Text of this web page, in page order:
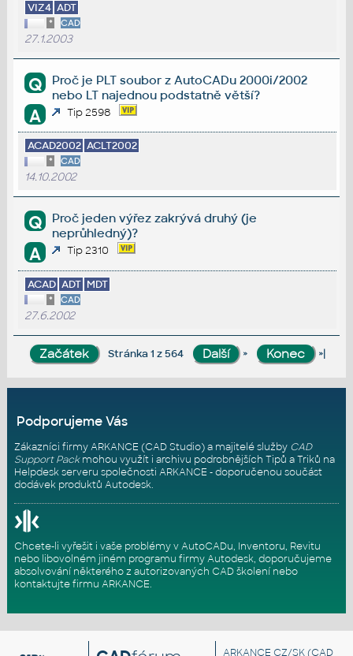
VIZ4 ADT
* CAD
27.1.2003
Q
Proč je PLT soubor z AutoCADu 2000i/2002
nebo LT najednou podstatně větší?
A Tip 2598
ACAD2002 ACLT2002
* CAD
14.10.2002
Q
Proč jeden výřez zakrývá druhý (je
neprůhledný)?
A Tip 2310
ACAD ADT MDT
* CAD
27.6.2002
Stránka 1 z 564 » »|
Podporujeme Vás
Zákazníci firmy ARKANCE (CAD Studio) a majitelé služby CAD
Support Packmohou využít i archivu podrobnějších Tipů a Triků na
Helpdesk serveru společnosti ARKANCE - doporučenou součást
dodávek produktů Autodesk.
Chcete-li vyřešit i vaše problémy v AutoCADu, Inventoru, Revitu
nebo libovolném jiném programu firmy Autodesk, doporučujeme
absolvování některého z autorizovaných CAD školenínebo
kontaktujte firmu ARKANCE.
ARKANCE CZ/SK(CAD